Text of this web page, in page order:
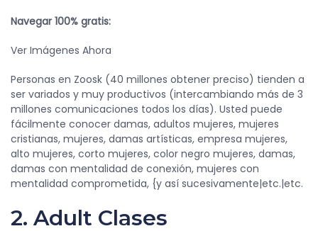
Navegar 100% gratis:
Ver Imágenes Ahora
Personas en Zoosk (40 millones obtener preciso) tienden a
ser variados y muy productivos (intercambiando más de 3
millones comunicaciones todos los días). Usted puede
fácilmente conocer damas, adultos mujeres, mujeres
cristianas, mujeres, damas artísticas, empresa mujeres,
alto mujeres, corto mujeres, color negro mujeres, damas,
damas con mentalidad de conexión, mujeres con
mentalidad comprometida, {y así sucesivamente|etc.|etc.
2. Adult Clases